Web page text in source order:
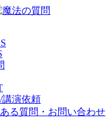
講演依頼
る質問・お問い合わせ